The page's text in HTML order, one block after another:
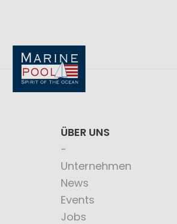
ÜBER UNS
Unternehmen
News
Events
Jobs